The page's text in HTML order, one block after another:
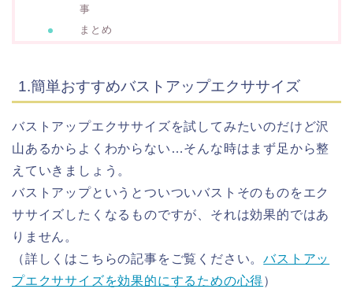
事
まとめ
1.簡単おすすめバストアップエクササイズ
バストアップエクササイズを試してみたいのだけど沢
山あるからよくわからない…そんな時はまず足から整
えていきましょう。
バストアップというとついついバストそのものをエク
ササイズしたくなるものですが、それは効果的ではあ
りません。
（詳しくはこちらの記事をご覧ください。バストアッ
プエクササイズを効果的にするための心得）